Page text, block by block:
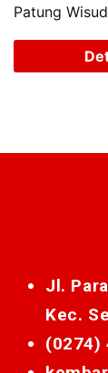
Patung
Jl.
Kec.
(0274)